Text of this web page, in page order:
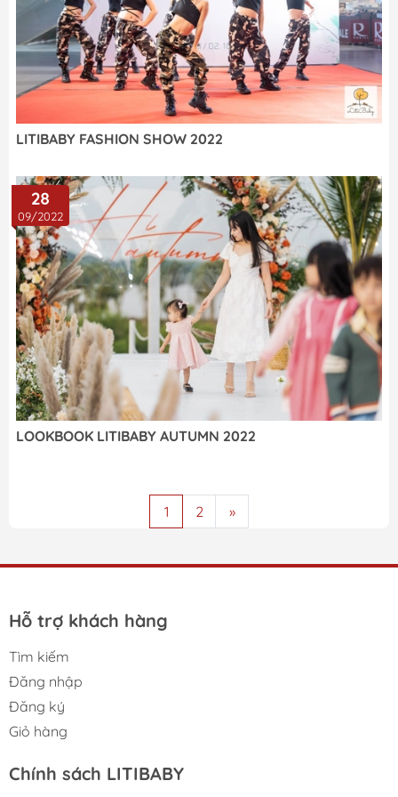
LITIBABY FASHION SHOW 2022
28
09/2022
LOOKBOOK LITIBABY AUTUMN 2022
1 2 »
Hỗ trợ khách hàng
Tìm kiếm
Đăng nhập
Đăng ký
Giỏ hàng
Chính sách LITIBABY